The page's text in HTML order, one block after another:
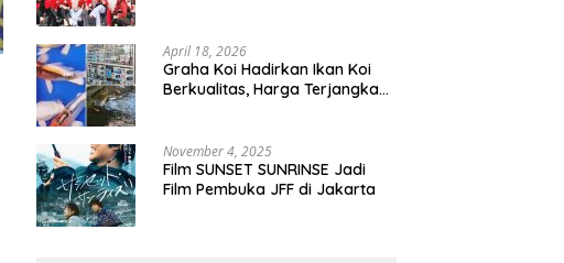
April 18, 2026
Graha Koi Hadirkan Ikan Koi
Berkualitas, Harga Terjangkau
November 4, 2025
Film SUNSET SUNRINSE Jadi
Film Pembuka JFF di Jakarta